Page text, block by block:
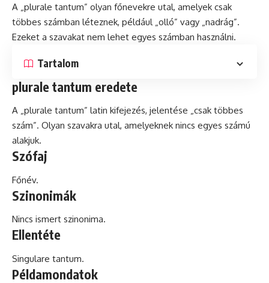
A „plurale tantum” olyan főnevekre utal, amelyek csak
többes számban léteznek, például „olló” vagy „nadrág”.
Ezeket a szavakat nem lehet egyes számban használni.
Tartalom
plurale tantum eredete
A „plurale tantum” latin kifejezés, jelentése „csak többes
szám”. Olyan szavakra utal, amelyeknek nincs egyes számú
alakjuk.
Szófaj
Főnév.
Szinonimák
Nincs ismert szinonima.
Ellentéte
Singulare tantum.
Példamondatok